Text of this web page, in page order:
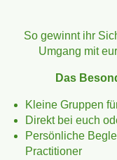
So gewinnt ihr
Umgang mit
Das
Kleine Gruppen
Direkt bei euch
Persönliche
Practitioner